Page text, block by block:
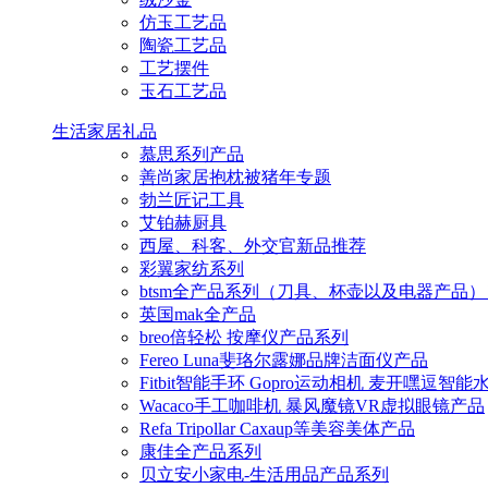
仿玉工艺品
陶瓷工艺品
工艺摆件
玉石工艺品
生活家居礼品
慕思系列产品
善尚家居抱枕被猪年专题
勃兰匠记工具
艾铂赫厨具
西屋、科客、外交官新品推荐
彩翼家纺系列
btsm全产品系列（刀具、杯壶以及电器产品）
英国mak全产品
breo倍轻松 按摩仪产品系列
Fereo Luna斐珞尔露娜品牌洁面仪产品
Fitbit智能手环 Gopro运动相机 麦开嘿逗智能
Wacaco手工咖啡机 暴风魔镜VR虚拟眼镜产品
Refa Tripollar Caxaup等美容美体产品
康佳全产品系列
贝立安小家电-生活用品产品系列